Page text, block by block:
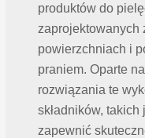
produktów do
zaprojektowanych
powierzchniach i
praniem. Oparte
rozwiązania te
składników,
zapewnić